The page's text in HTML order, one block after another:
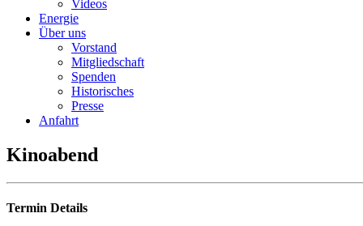
Videos
Energie
Über uns
Vorstand
Mitgliedschaft
Spenden
Historisches
Presse
Anfahrt
Kinoabend
Termin Details